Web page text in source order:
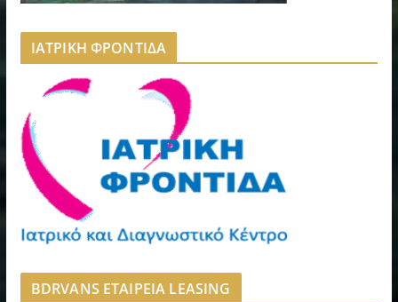
ΙΑΤΡΙΚΗ ΦΡΟΝΤΙΔΑ
BDRVANS ΕΤΑΙΡΕΙΑ LEASING